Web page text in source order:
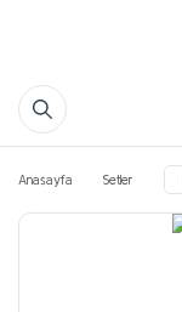
Anasayfa Setler